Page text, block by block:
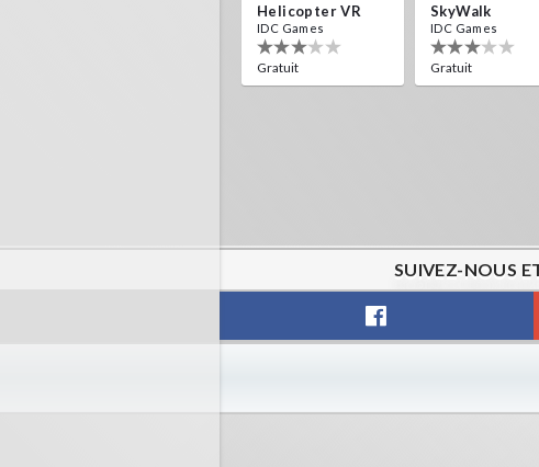
Helicopter VR
IDC Games
Gratuit
SkyWalk
IDC Games
Gratuit
SUIVEZ-NOUS